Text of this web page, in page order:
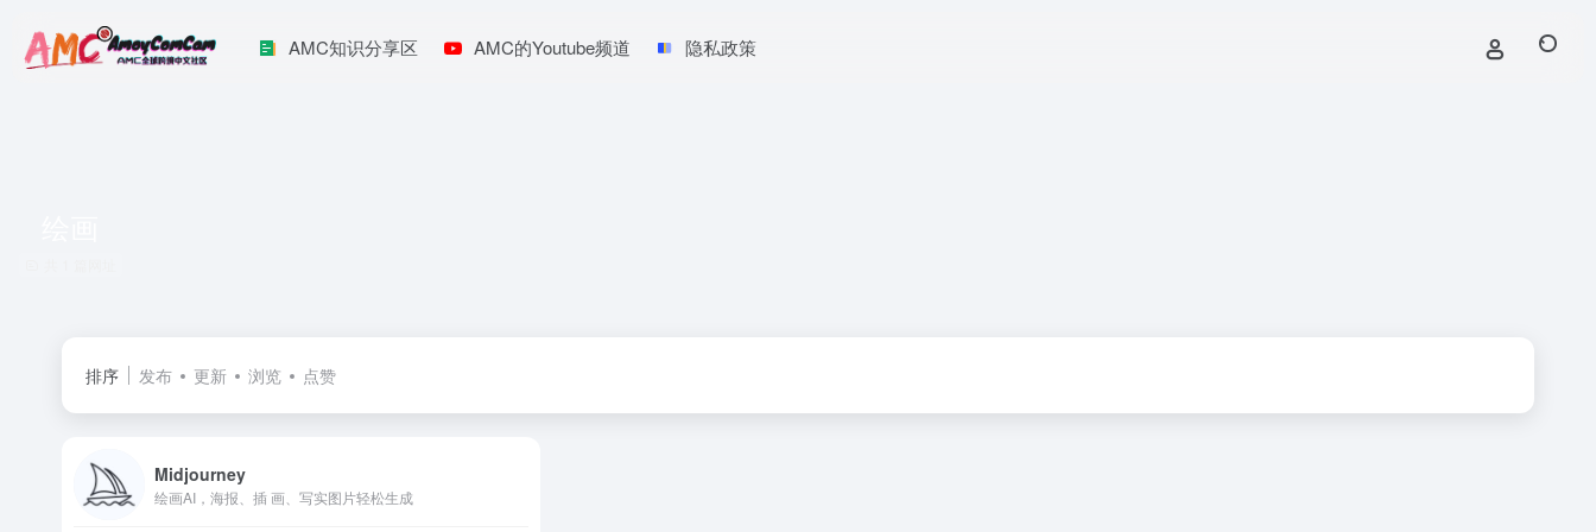
AMC知识分享区 AMC的Youtube频道 隐私政策
排序 发布 更新 浏览 点赞
Midjourney
绘画AI，海报、插 画、写实图片轻松生成